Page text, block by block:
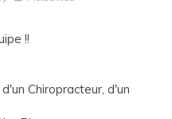
!!
Chiropracteur, d'un